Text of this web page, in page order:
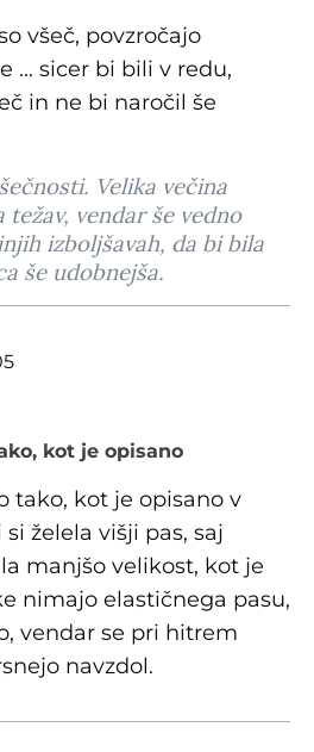
všeč, povzročajo
... sicer bi bili v redu,
in ne bi naročil še
Velika večina
težav, vendar še vedno
izboljšavah, da bi bila
še udobnejša.
5 zvezdic
kot je opisano
tako, kot je opisano v
želela višji pas, saj
manjšo velikost, kot je
nimajo elastičnega pasu,
vendar se pri hitrem
navzdol.